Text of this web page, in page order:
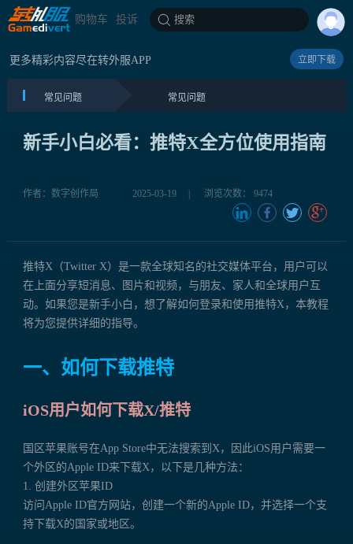
购物车 投诉 搜索
更多精彩内容尽在转外服APP 立即下载
常见问题 常见问题
新手小白必看：推特X全方位使用指南
作者：数字创作局 2025-03-19 浏览次数： 9474
推特X（Twitter X）是一款全球知名的社交媒体平台，用户可以
在上面分享短消息、图片和视频，与朋友、家人和全球用户互
动。如果您是新手小白，想了解如何登录和使用推特X，本教程
将为您提供详细的指导。
一、如何下载推特
iOS用户如何下载X/推特
国区苹果账号在App Store中无法搜索到X，因此iOS用户需要一
个外区的Apple ID来下载X，以下是几种方法：
1. 创建外区苹果ID
访问Apple ID官方网站，创建一个新的Apple ID，并选择一个支
持下载X的国家或地区。